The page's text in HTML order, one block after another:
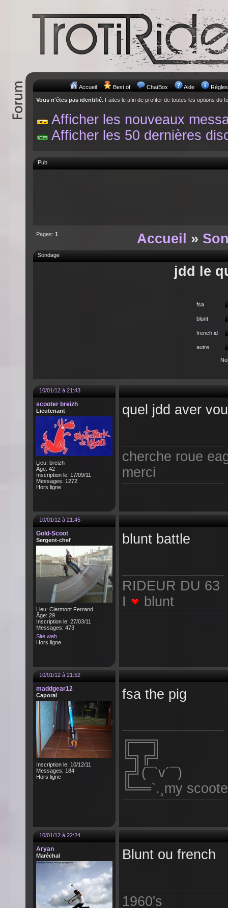
Accueil Best of ChatBox Aide Règles
Vous n'êtes pas identifié. Faites le afin de profiter de toutes les options du
Afficher les nouveaux
Afficher les 50 dernières
Pub
Pages: 1 Accueil »
Sondage
jdd le
fsa
blunt
french id
autre
10/01/12 à 21:43
scooter breizh
Lieutenant
Lieu: breizh
Âge: 42
Inscription le: 17/09/11
Messages: 1272
Hors ligne
quel jdd aver
cherche roue
merci
10/01/12 à 21:45
Gold-Scoot
Sergent-chef
Lieu: Clermont Ferrand
Âge: 29
Inscription le: 27/03/11
Messages: 473
Site web
Hors ligne
blunt battle
RIDEUR DU 63
I
blunt
10/01/12 à 21:52
maddgear12
Caporal
Inscription le: 10/12/11
Messages: 184
Hors ligne
fsa the pig
╔══╗
╚╗╔╝
╔╝(¯`v´¯)
╚══`.¸my
10/01/12 à 22:24
Aryan
Maréchal Blunt ou french
1960's